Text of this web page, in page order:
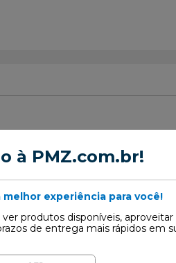
à PMZ.com.br!
experiência para você!
produtos disponíveis, aproveitar
de entrega mais rápidos em